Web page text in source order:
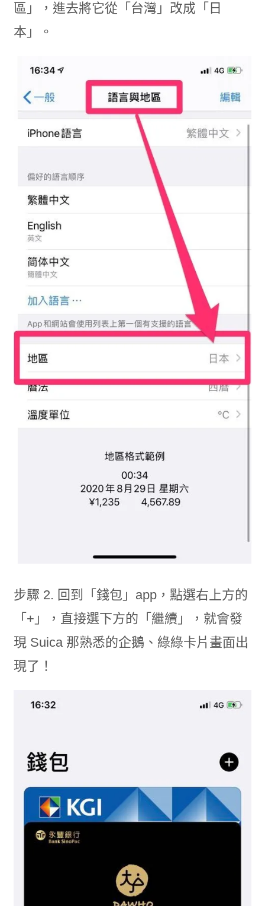
區」，進去將它從「台灣」改成「日
本」。
步驟 2. 回到「錢包」app，點選右上方的
「+」，直接選下方的「繼續」，就會發
現 Suica 那熟悉的企鵝、綠綠卡片畫面出
現了！